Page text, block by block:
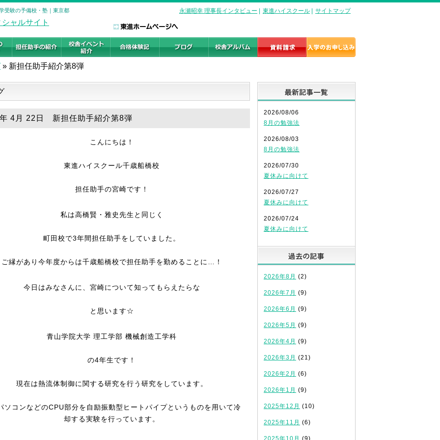
受験の予備校・塾｜東京都 永瀬昭幸 理事長インタビュー 東進ハイスクール サイトマップ
» 新担任助手紹介第8弾
4月 22日 新担任助手紹介第8弾
こんにちは！
東進ハイスクール千歳船橋校
担任助手の宮崎です！
私は高橋賢・雅史先生と同じく
町田校で3年間担任助手をしていました。
ご縁があり今年度からは千歳船橋校で担任助手を勤めることに…！
今日はみなさんに、 宮崎について知ってもらえたらな
と思います☆
青山学院大学 理工学部 機械創造工学科
の4年生です！
現在は熱流体制御に関する研究を行う研究をしています。
ソコンなどのCPU部分を自励振動型ヒートパイプというものを用いて冷
却する実験を行っています。
2026/08/06
8月の勉強法
2026/08/03
8月の勉強法
2026/07/30
夏休みに向けて
2026/07/27
夏休みに向けて
2026/07/24
夏休みに向けて
2026年8月 (2)
2026年7月 (9)
2026年6月 (9)
2026年5月 (9)
2026年4月 (9)
2026年3月 (21)
2026年2月 (6)
2026年1月 (9)
2025年12月 (10)
2025年11月 (6)
2025年10月 (9)